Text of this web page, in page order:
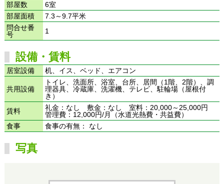
部屋数
6室
部屋面積
7.3～9.7平米
問合せ番
号
1
設備・賃料
居室設備 机、イス、ベッド、エアコン
共用設備
トイレ、洗面所、浴室、台所、居間（1階、2階）、調
理器具、冷蔵庫、洗濯機、テレビ、駐輪場（屋根付
き）
賃料
礼金：なし 敷金：なし 室料：20,000～25,000円
管理費：12,000円/月（水道光熱費・共益費）
食事
食事の有無： なし
写真